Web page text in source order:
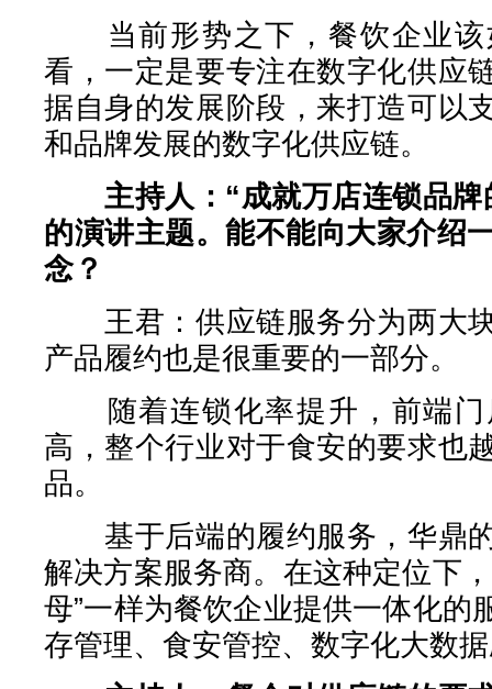
当前形势之下，餐饮企业该
看，一定是要专注在数字化供应
据自身的发展阶段，来打造可以
和品牌发展的数字化供应链。
主持人：“成就万店连锁品
的演讲主题。能不能向大家介绍
念？
王君：供应链服务分为两大
产品履约也是很重要的一部分。
随着连锁化率提升，前端门
高，整个行业对于食安的要求也
品。
基于后端的履约服务，华鼎
解决方案服务商。在这种定位下
母”一样为餐饮企业提供一体化的
存管理、食安管控、数字化大数